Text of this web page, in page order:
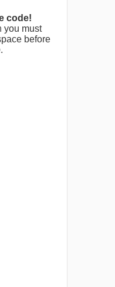
code!
you must
before